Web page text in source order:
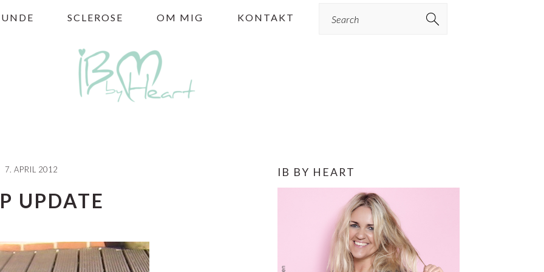
SCLEROSE OM MIG KONTAKT
7. APRIL 2012
UPDATE
PRIMÆR
IB BY HEART